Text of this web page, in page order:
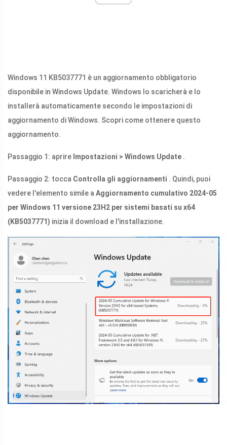
Windows 11 KB5037771 è un aggiornamento obbligatorio
disponibile in Windows Update. Windows lo scaricherà e lo
installerà automaticamente secondo le impostazioni di
aggiornamento di Windows. Scopri come ottenere questo
aggiornamento.
Passaggio 1: aprire Impostazioni > Windows Update .
Passaggio 2: tocca Controlla gli aggiornamenti . Quindi, puoi
vedere l'elemento simile a Aggiornamento cumulativo 2024-05
per Windows 11 versione 23H2 per sistemi basati su x64
(KB5037771) inizia il download e l'installazione.